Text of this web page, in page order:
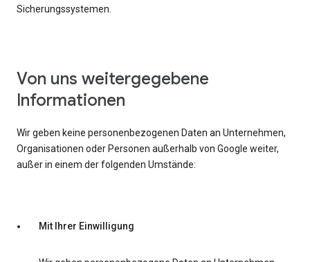
Sicherungssystemen.
Von uns weitergegebene
Informationen
Wir geben keine personenbezogenen Daten an Unternehmen,
Organisationen oder Personen außerhalb von Google weiter,
außer in einem der folgenden Umstände:
Mit Ihrer Einwilligung